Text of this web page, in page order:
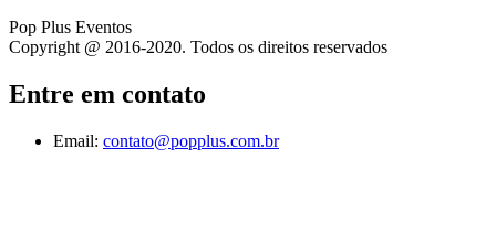
Pop Plus Eventos
Copyright @ 2016-2020. Todos os direitos reservados
Entre em contato
Email: contato@popplus.com.br